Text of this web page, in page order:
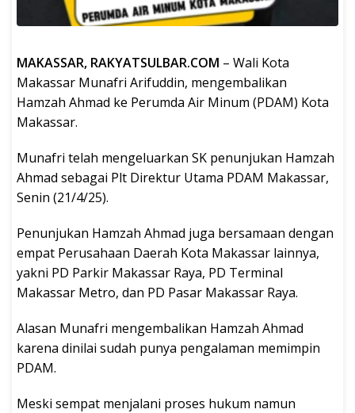
MAKASSAR, RAKYATSULBAR.COM – Wali Kota
Makassar Munafri Arifuddin, mengembalikan
Hamzah Ahmad ke Perumda Air Minum (PDAM) Kota
Makassar.
Munafri telah mengeluarkan SK penunjukan Hamzah
Ahmad sebagai Plt Direktur Utama PDAM Makassar,
Senin (21/4/25).
Penunjukan Hamzah Ahmad juga bersamaan dengan
empat Perusahaan Daerah Kota Makassar lainnya,
yakni PD Parkir Makassar Raya, PD Terminal
Makassar Metro, dan PD Pasar Makassar Raya.
Alasan Munafri mengembalikan Hamzah Ahmad
karena dinilai sudah punya pengalaman memimpin
PDAM.
Meski sempat menjalani proses hukum namun